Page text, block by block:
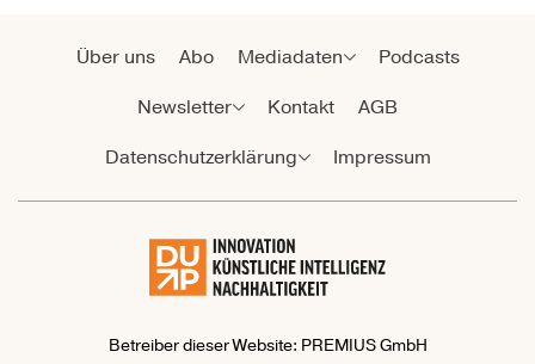
Über uns Abo Mediadaten
Podcasts
Newsletter
Kontakt
AGB
Datenschutzerklärung
Impressum
Betreiber dieser Website: PREMIUS GmbH